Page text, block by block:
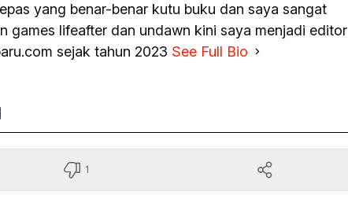
yang benar-benar kutu buku dan saya sangat
games lifeafter dan undawn kini saya menjadi editor
sejak tahun 2023 See Full Bio
1